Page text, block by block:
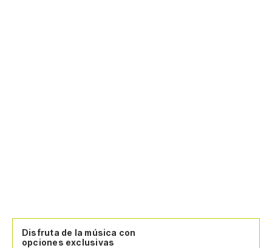
Disfruta de la música con
opciones exclusivas